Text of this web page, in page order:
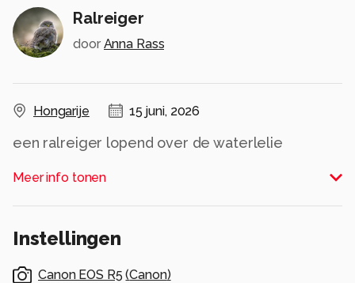
Ralreiger
door Anna Rass
Hongarije 15 juni, 2026
een ralreiger lopend over de waterlelie
Effies in het groot bekijken!
Heel erg bedankt voor de fijne reacties bij de
Meer info tonen
Instellingen
Canon EOS R5 (Canon)